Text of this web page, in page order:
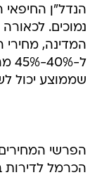
הנדל"ן החיפאי
נמוכים.
המדינה, מחירי
ל-
שממוצע יכול
הפרשי
הכרמל לדירות